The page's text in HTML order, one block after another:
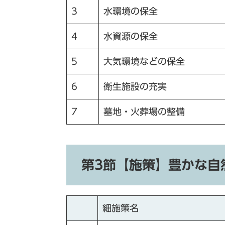
3 水環境の保全
4 水資源の保全
5 大気環境などの保全
6 衛生施設の充実
7 墓地・火葬場の整備
第3節【施策】豊かな自
細施策名